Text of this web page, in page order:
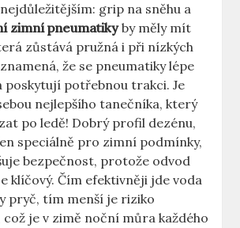
grip na sněhu a
zimní pneumatikyby měly mít
zůstává pružná i při nízkých
že se pneumatiky lépe
poskytují potřebnou trakci. Je
nejlepšího tanečníka, který
po ledě! Dobrý profil dezénu,
speciálně pro zimní podmínky,
bezpečnost, protože odvod
klíčový. Čím efektivněji jde voda
pryč, tím menší je riziko
což je v zimě noční můra každého